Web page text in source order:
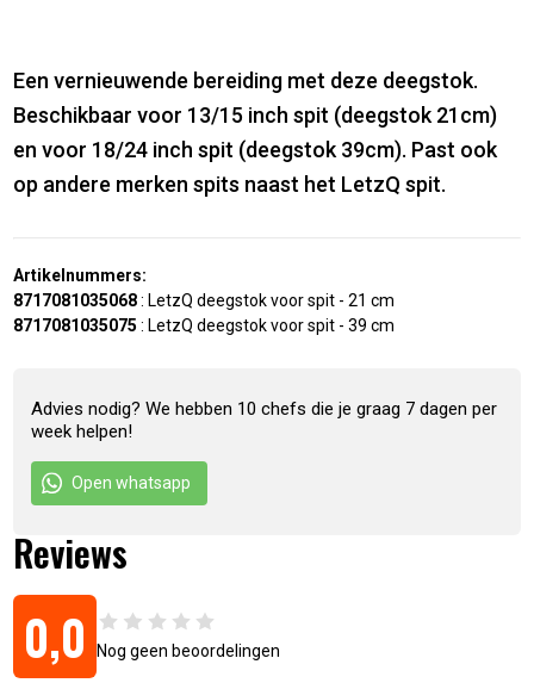
Een vernieuwende bereiding met deze deegstok.
Beschikbaar voor 13/15 inch spit (deegstok 21cm)
en voor 18/24 inch spit (deegstok 39cm). Past ook
op andere merken spits naast het LetzQ spit.
Artikelnummers:
8717081035068: LetzQ deegstok voor spit - 21 cm
8717081035075 : LetzQ deegstok voor spit - 39 cm
Advies nodig? We hebben 10 chefs die je graag 7 dagen per
week helpen!
Open whatsapp
Reviews
0,0 Nog geen beoordelingen